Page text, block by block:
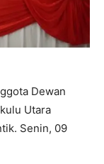
Dewan
Utara
Senin, 09